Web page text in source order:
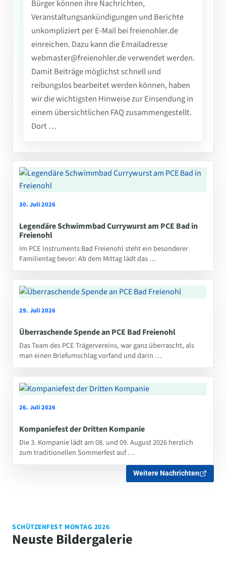
Bürger können ihre Nachrichten,
Veranstaltungsankündigungen und Berichte
unkompliziert per E-Mail bei freienohler.de
einreichen. Dazu kann die Emailadresse
webmaster@freienohler.de verwendet werden.
Damit Beiträge möglichst schnell und
reibungslos bearbeitet werden können, haben
wir die wichtigsten Hinweise zur Einsendung in
einem übersichtlichen FAQ zusammengestellt.
Dort …
30. Juli 2026
Legendäre Schwimmbad Currywurst am PCE Bad in
Freienohl
Im PCE Instruments Bad Freienohl steht ein besonderer
Familientag bevor: Ab dem Mittag lädt das …
29. Juli 2026
Überraschende Spende an PCE Bad Freienohl
Das Team des PCE Trägervereins, war ganz überrascht, als
man einen Briefumschlag vorfand und darin …
26. Juli 2026
Kompaniefest der Dritten Kompanie
Die 3. Kompanie lädt am 08. und 09. August 2026 herzlich
zum traditionellen Sommerfest auf …
Weitere Nachrichten
SCHÜTZENFEST MONTAG 2026
Neuste Bildergalerie